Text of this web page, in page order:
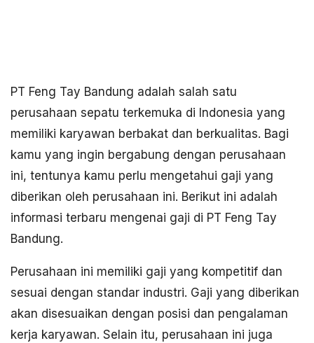
PT Feng Tay Bandung adalah salah satu
perusahaan sepatu terkemuka di Indonesia yang
memiliki karyawan berbakat dan berkualitas. Bagi
kamu yang ingin bergabung dengan perusahaan
ini, tentunya kamu perlu mengetahui gaji yang
diberikan oleh perusahaan ini. Berikut ini adalah
informasi terbaru mengenai gaji di PT Feng Tay
Bandung.
Perusahaan ini memiliki gaji yang kompetitif dan
sesuai dengan standar industri. Gaji yang diberikan
akan disesuaikan dengan posisi dan pengalaman
kerja karyawan. Selain itu, perusahaan ini juga